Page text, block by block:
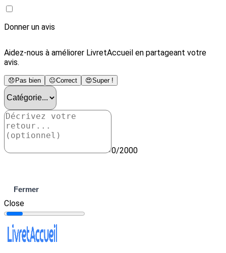
Donner un avis
Aidez-nous à améliorer LivretAccueil en partageant votre
avis.
😞 Pas bien 😐Correct 😍Super !
0/2000
Fermer
Close